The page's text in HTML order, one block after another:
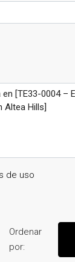
de uso
Ordenar
por: